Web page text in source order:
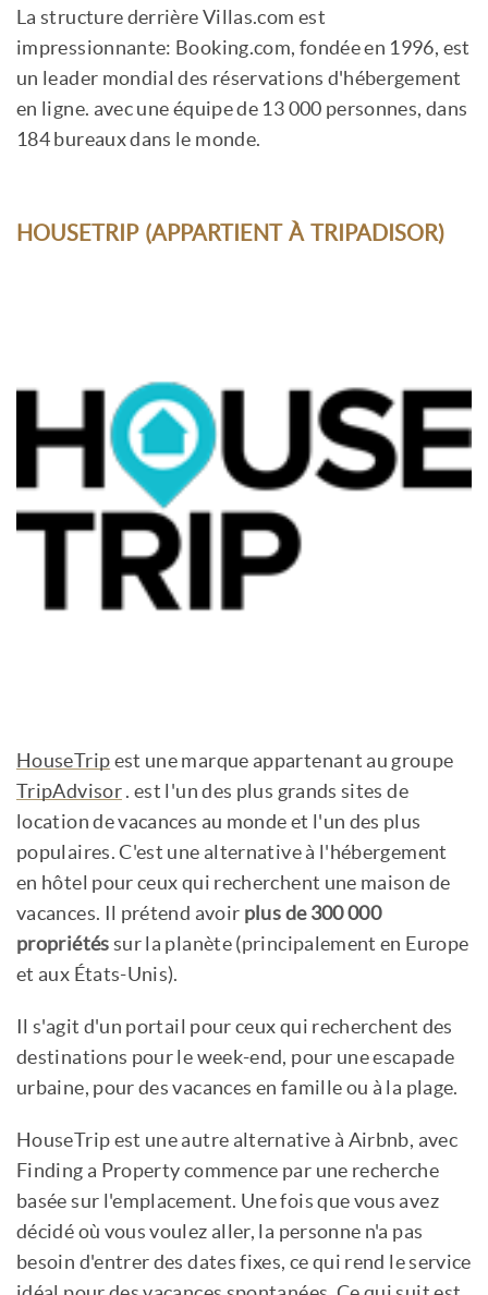
La structure derrière Villas.com est
impressionnante: Booking.com, fondée en 1996, est
un leader mondial des réservations d'hébergement
en ligne. avec une équipe de 13 000 personnes, dans
184 bureaux dans le monde.
HOUSETRIP (APPARTIENT À TRIPADISOR)
HouseTrip est une marque appartenant au groupe
TripAdvisor. est l'un des plus grands sites de
location de vacances au monde et l'un des plus
populaires. C'est une alternative à l'hébergement
en hôtel pour ceux qui recherchent une maison de
vacances. Il prétend avoir plus de 300 000
propriétés sur la planète (principalement en Europe
et aux États-Unis).
Il s'agit d'un portail pour ceux qui recherchent des
destinations pour le week-end, pour une escapade
urbaine, pour des vacances en famille ou à la plage.
HouseTrip est une autre alternative à Airbnb, avec
Finding a Property commence par une recherche
basée sur l'emplacement. Une fois que vous avez
décidé où vous voulez aller, la personne n'a pas
besoin d'entrer des dates fixes, ce qui rend le service